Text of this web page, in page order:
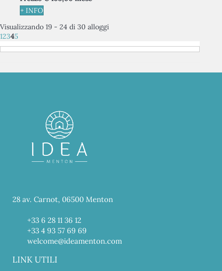
+ INFO
Visualizzando 19 - 24 di 30 alloggi
12345
28 av. Carnot, 06500 Menton
+33 6 28 11 36 12
+33 4 93 57 69 69
welcome@ideamenton.com
LINK UTILI